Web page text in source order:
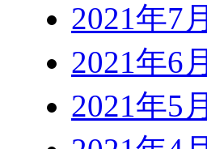
2021年7月
2021年6月
2021年5月